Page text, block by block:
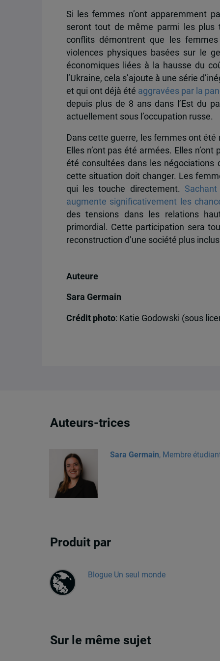
Si les femmes n’ont apparemment
seront tout de même parmi les plus
conflits démontrent que les
violences physiques basées sur le
économiques liées à la hausse du
l’Ukraine, cela s’ajoute à une série
et qui ont déjà été aggravées par la
depuis plus de 8 ans dans l’Est du
actuellement sous l’occupation russe.
Dans cette guerre, les femmes ont
Elles n’ont pas été armées. Elles
été consultées dans les négociations
cette situation doit changer. Les
qui les touche directement.
augmente significativement les
des tensions dans les relations
primordial. Cette participation sera
reconstruction d’une société plus
Auteure
Sara Germain
Crédit photo: Katie Godowski (sous
Auteurs-trices
Sara Germain, Membre
Produit par
Blogue Un seul monde
Sur le même sujet